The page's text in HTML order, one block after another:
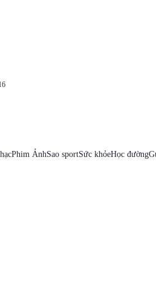
Phim ẢnhSao sportSức khỏeHọc đường